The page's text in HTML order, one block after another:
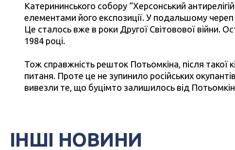
Катерининського собору “Херсонський
елементами його експозиції. У подальшому
Це сталось вже в роки Другої Світовової війни.
1984 році.
Тож справжність решток Потьомкіна, після такої
питаня. Проте це не зупинило російських
вивезли те, що буцімто залишилось від
ІНШІ НОВИНИ